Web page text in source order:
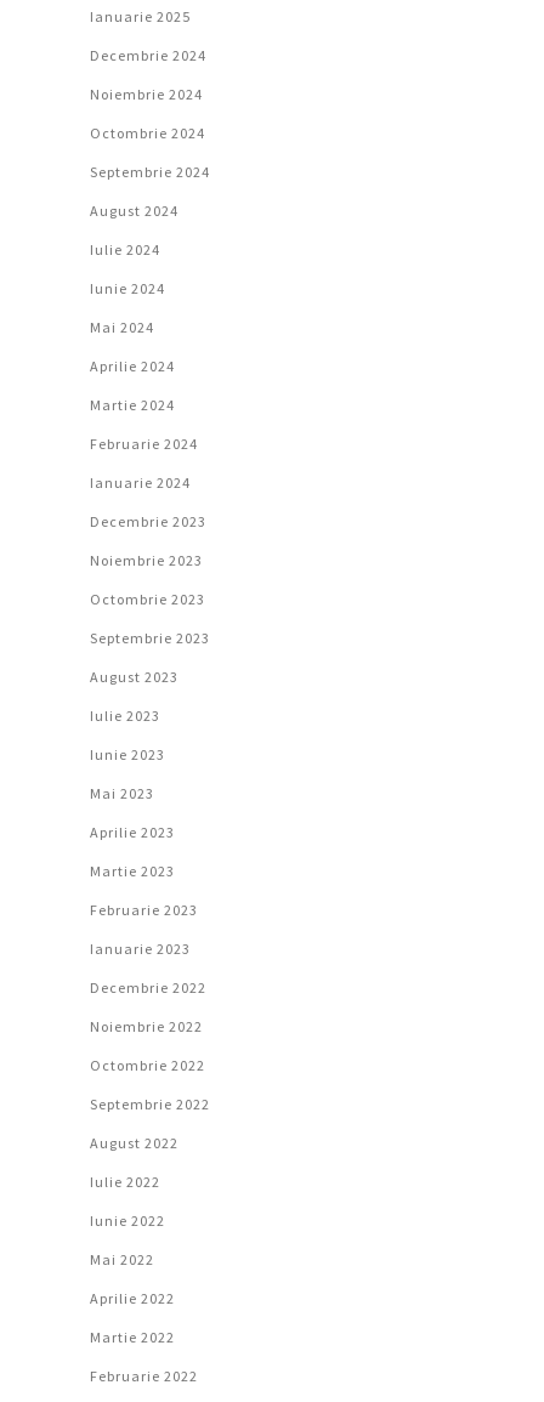
Ianuarie 2025
Decembrie 2024
Noiembrie 2024
Octombrie 2024
Septembrie 2024
August 2024
Iulie 2024
Iunie 2024
Mai 2024
Aprilie 2024
Martie 2024
Februarie 2024
Ianuarie 2024
Decembrie 2023
Noiembrie 2023
Octombrie 2023
Septembrie 2023
August 2023
Iulie 2023
Iunie 2023
Mai 2023
Aprilie 2023
Martie 2023
Februarie 2023
Ianuarie 2023
Decembrie 2022
Noiembrie 2022
Octombrie 2022
Septembrie 2022
August 2022
Iulie 2022
Iunie 2022
Mai 2022
Aprilie 2022
Martie 2022
Februarie 2022